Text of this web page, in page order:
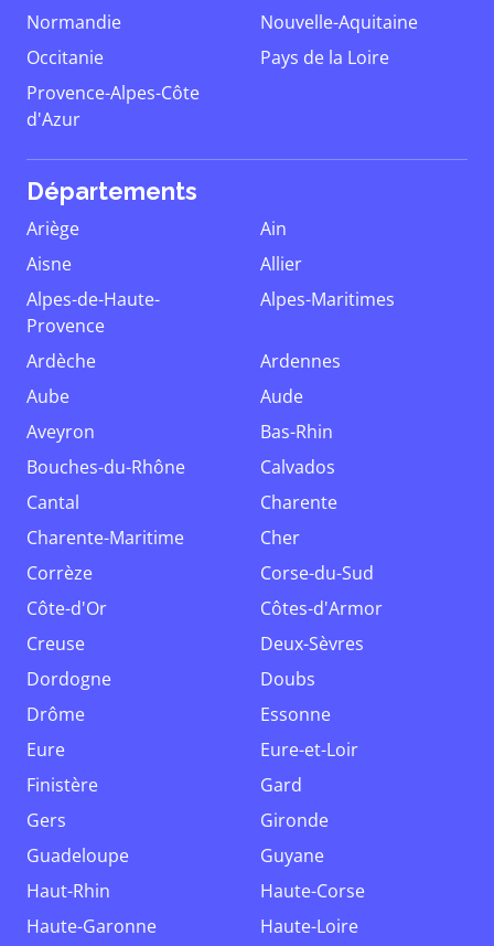
Normandie
Nouvelle-Aquitaine
Occitanie
Pays de la Loire
Provence-Alpes-Côte
d'Azur
Départements
Ariège
Ain
Aisne
Allier
Alpes-de-Haute-
Provence
Alpes-Maritimes
Ardèche
Ardennes
Aube
Aude
Aveyron
Bas-Rhin
Bouches-du-Rhône
Calvados
Cantal
Charente
Charente-Maritime
Cher
Corrèze
Corse-du-Sud
Côte-d'Or
Côtes-d'Armor
Creuse
Deux-Sèvres
Dordogne
Doubs
Drôme
Essonne
Eure
Eure-et-Loir
Finistère
Gard
Gers
Gironde
Guadeloupe
Guyane
Haut-Rhin
Haute-Corse
Haute-Garonne
Haute-Loire